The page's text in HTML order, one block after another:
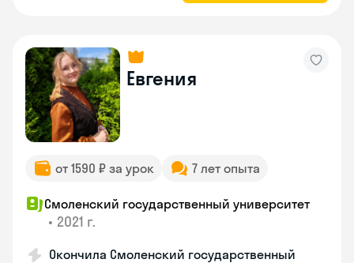
Евгения
от 1590 ₽ за урок 7 лет опыта
Смоленский государственный университет
• 2021 г.
Окончила Смоленский государственный